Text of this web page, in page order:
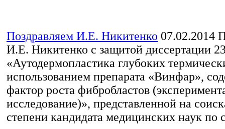
Поздравляем И.Е. Никитенко 07.02.2014
И.Е. Никитенко с защитой диссертации
«Аутодермопластика глубоких
использованием препарата «Винфар»,
фактор роста фибробластов
исследование)», представленной на
степени кандидата медицинских наук по